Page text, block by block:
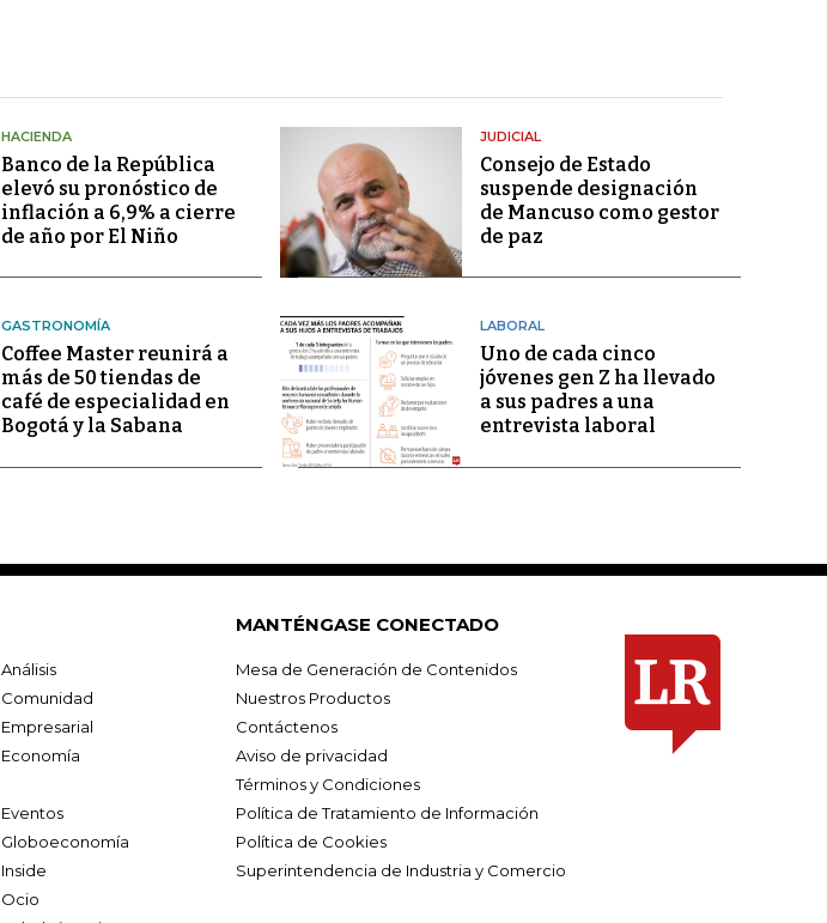
HACIENDA
Banco de la República
elevó su pronóstico de
inflación a 6,9% a cierre
de año por El Niño
JUDICIAL
Consejo de Estado
suspende designación
de Mancuso como gestor
de paz
GASTRONOMÍA
Coffee Master reunirá a
más de 50 tiendas de
café de especialidad en
Bogotá y la Sabana
LABORAL
Uno de cada cinco
jóvenes gen Z ha llevado
a sus padres a una
entrevista laboral
Análisis
Comunidad
Empresarial
Economía
Eventos
Globoeconomía
Inside
Ocio
MANTÉNGASE CONECTADO
Mesa de Generación de Contenidos
Nuestros Productos
Contáctenos
Aviso de privacidad
Términos y Condiciones
Política de Tratamiento de Información
Política de Cookies
Superintendencia de Industria y Comercio